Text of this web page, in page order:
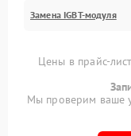
Замена IGBT-модуля
Цены в прайс-
Мы проверим ваше